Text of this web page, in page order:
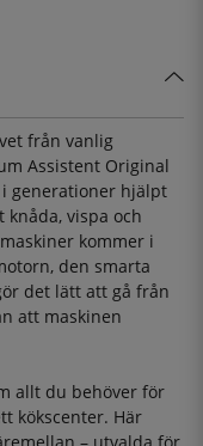
från vanlig
Assistent Original
generationer hjälpt
vispa och
kommer i
den smarta
det lätt att gå från
att maskinen
allt du behöver för
kökscenter. Här
– utvalda för